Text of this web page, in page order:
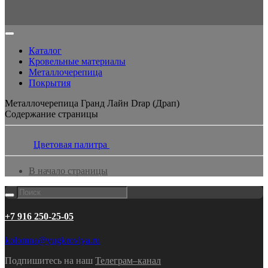
Каталог
Кровельные материалы
Металлочерепица
Покрытия
Металлочерепица Гранд Лайн Drap (Драп)
Содержание страницы
Цветовая палитра
В начало страницы
+7 916 250-25-05
kolomna@yugkrovlya.ru
Подпишитесь на наш Телеграм–канал